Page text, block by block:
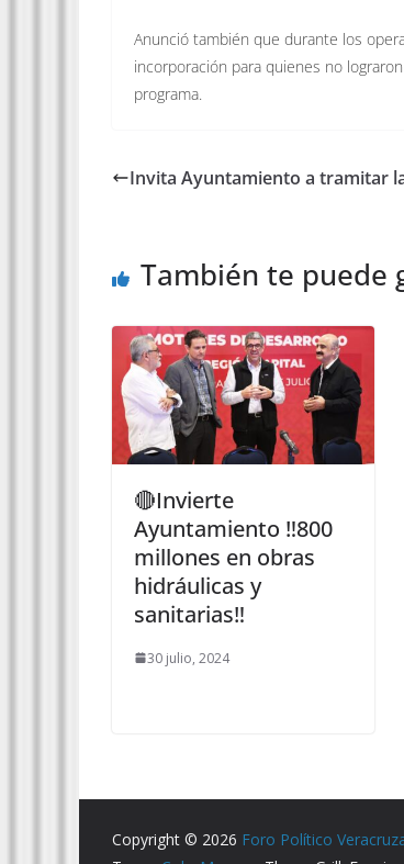
Anunció también que durante los
incorporación para quienes no
programa.
Invita Ayuntamiento a tramitar
También te puede
🔴Invierte
Ayuntamiento ‼️800
millones en obras
hidráulicas y
sanitarias‼️
30 julio, 2024
Copyright © 2026 Foro Político